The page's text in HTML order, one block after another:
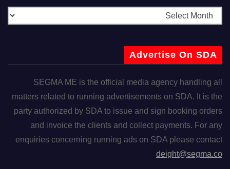
Advertise On SDA
SEGMA ME is the official media agency handling all
matters related to running advertisements on SDA. It is the
party authorized by SDA to issue and sign booking orders
and invoice the clients and collect payments. For any
enquiries concerning running ads on SDA please contact
deight@segma.co